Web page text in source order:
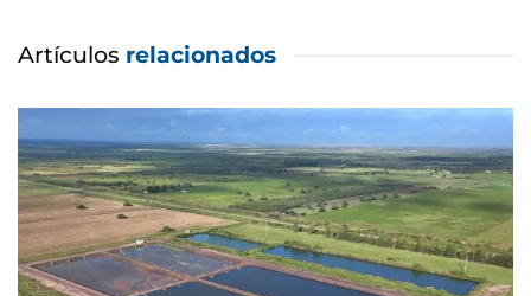
Artículos relacionados